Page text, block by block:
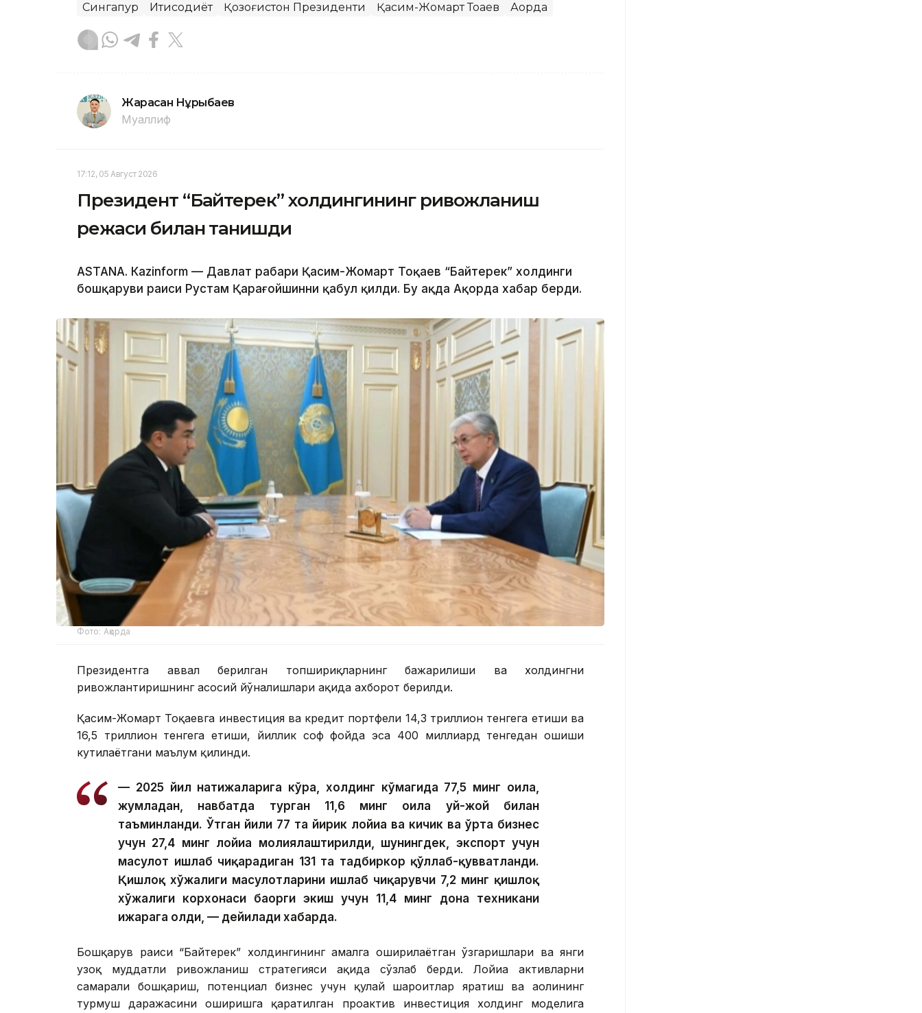
Сингапур Иқтисодиёт Қозоғистон Президенти Қасим-Жомарт Тоқаев Ақорда
Жарасқан Нұрыбаев
Муаллиф
17:12, 05 Август 2026
Президент “Байтерек” холдингининг ривожланиш
режаси билан танишди
ASTANА. Каzinform — Давлат раҳбари Қасим-Жомарт Тоқаев “Байтерек” холдинги
бошқаруви раиси Рустам Қарағойшинни қабул қилди. Бу ҳақда Ақорда хабар берди.
Фото: Ақорда
Президентга аввал берилган топшириқларнинг бажарилиши ва холдингни
ривожлантиришнинг асосий йўналишлари ҳақида ахборот берилди.
Қасим-Жомарт Тоқаевга инвестиция ва кредит портфели 14,3 триллион тенгега етиши ва
16,5 триллион тенгега етиши, йиллик соф фойда эса 400 миллиард тенгедан ошиши
кутилаётгани маълум қилинди.
— 2025 йил натижаларига кўра, холдинг кўмагида 77,5 минг оила,
жумладан, навбатда турган 11,6 минг оила уй-жой билан
таъминланди. Ўтган йили 77 та йирик лойиҳа ва кичик ва ўрта бизнес
учун 27,4 минг лойиҳа молиялаштирилди, шунингдек, экспорт учун
маҳсулот ишлаб чиқарадиган 131 та тадбиркор қўллаб-қувватланди.
Қишлоқ хўжалиги маҳсулотларини ишлаб чиқарувчи 7,2 минг қишлоқ
хўжалиги корхонаси баҳорги экиш учун 11,4 минг дона техникани
ижарага олди, — дейилади хабарда.
Бошқарув раиси “Байтерек” холдингининг амалга оширилаётган ўзгаришлари ва янги
узоқ муддатли ривожланиш стратегияси ҳақида сўзлаб берди. Лойиҳа активларни
самарали бошқариш, потенциал бизнес учун қулай шароитлар яратиш ва аҳолининг
турмуш даражасини оширишга қаратилган проактив инвестиция холдинг моделига